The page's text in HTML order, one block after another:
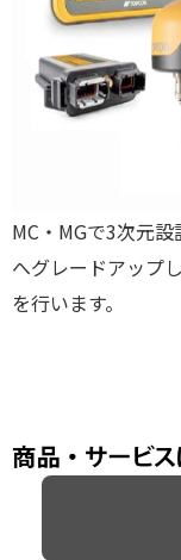
MC・MGで3次元
へグレードアップ
を行います。